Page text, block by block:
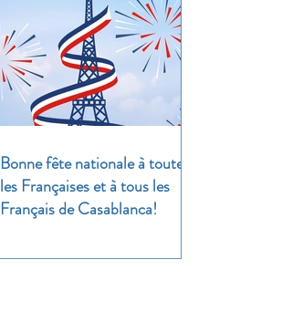
Bonne fête nationale à toutes
les Françaises et à tous les
Français de Casablanca!